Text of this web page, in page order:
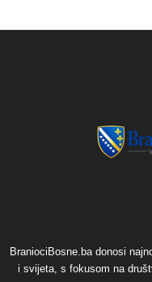
BraniociBosne.ba donosi
i svijeta, s fokusom na